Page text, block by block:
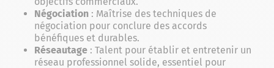
Négociation : Maîtrise des techniques de
négociation pour conclure des accords
bénéfiques et durables.
Réseautage : Talent pour établir et entretenir un
réseau professionnel solide, essentiel pour